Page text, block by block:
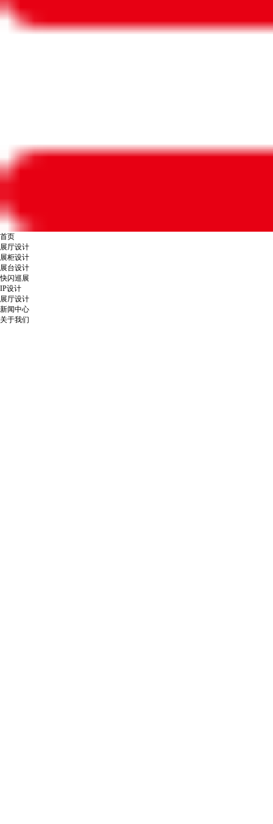
首页
展厅设计
展柜设计
展台设计
快闪巡展
IP设计
展厅设计
新闻中心
关于我们